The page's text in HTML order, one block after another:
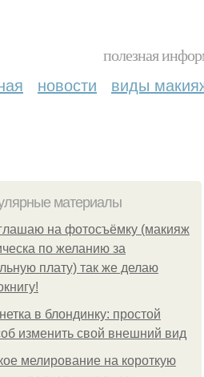
полезная
новости виды
материалы
на фотосъёмку (макияж
по желанию за
плату) так же делаю
в блондинку: простой
изменить свой внешний вид
мелирование на короткую